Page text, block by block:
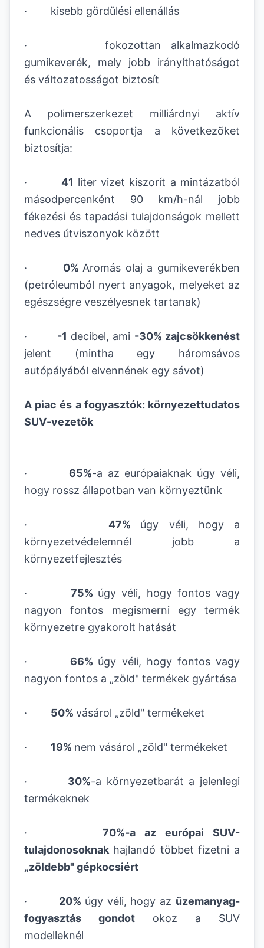
· kisebb gördülési ellenállás
· fokozottan alkalmazkodó
gumikeverék, mely jobb irányíthatóságot
és változatosságot biztosít
A polimerszerkezet milliárdnyi aktív
funkcionális csoportja a következõket
biztosítja:
·41 liter vizet kiszorít a mintázatból
másodpercenként 90 km/h-nál jobb
fékezési és tapadási tulajdonságok mellett
nedves útviszonyok között
· 0% Aromás olaj a gumikeverékben
(petróleumból nyert anyagok, melyeket az
egészségre veszélyesnek tartanak)
· -1 decibel, ami -30% zajcsökkenést
jelent (mintha egy háromsávos
autópályából elvennének egy sávot)
A piac és a fogyasztók: környezettudatos
SUV-vezetõk
· 65%-a az európaiaknak úgy véli,
hogy rossz állapotban van környeztünk
· 47% úgy véli, hogy a
környezetvédelemnél jobb a
környezetfejlesztés
· 75% úgy véli, hogy fontos vagy
nagyon fontos megismerni egy termék
környezetre gyakorolt hatását
·66% úgy véli, hogy fontos vagy
nagyon fontos a „zöld" termékek gyártása
· 50% vásárol „zöld" termékeket
· 19% nem vásárol „zöld" termékeket
· 30%-a környezetbarát a jelenlegi
termékeknek
· 70%-a az európai SUV-
tulajdonosoknak hajlandó többet fizetni a
„zöldebb" gépkocsiért
· 20% úgy véli, hogy az üzemanyag-
fogyasztás gondot okoz a SUV
modelleknél